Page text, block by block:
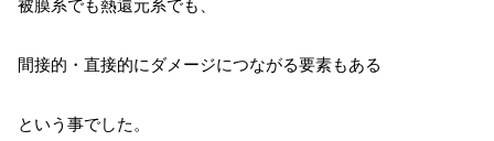
被膜系でも熱還元系でも、
間接的・直接的にダメージにつながる要素もある
という事でした。